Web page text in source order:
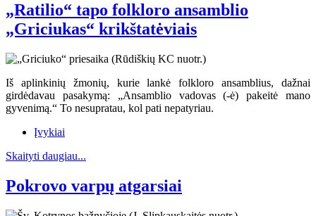
„Ratilio“ tapo folkloro ansamblio
„Griciukas“ krikštatėviais
Iš aplinkinių žmonių, kurie lankė folkloro ansamblius, dažnai
girdėdavau pasakymą: „Ansamblio vadovas (-ė) pakeitė mano
gyvenimą.“ To nesupratau, kol pati nepatyriau.
Įvykiai
Skaityti daugiau...
Pokrovo varpų atgarsiai